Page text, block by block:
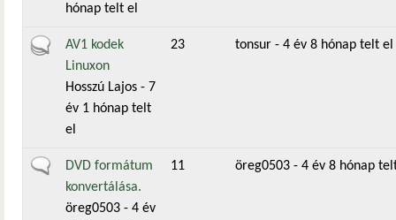
hónap telt el
Aktív témaAV1 kodek
Linuxon
Hosszú Lajos - 7
év 1 hónap telt
el
23 tonsur - 4 év 8 hónap telt el
Általános téma
DVD formátum
konvertálása.
öreg0503 - 4 év
11 öreg0503 - 4 év 8 hónap